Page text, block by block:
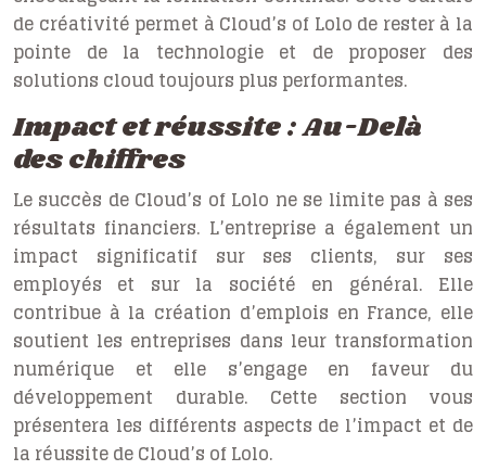
de créativité permet à Cloud’s of Lolo de rester à la
pointe de la technologie et de proposer des
solutions cloud toujours plus performantes.
Impact et réussite : Au-Delà
des chiffres
Le succès de Cloud’s of Lolo ne se limite pas à ses
résultats financiers. L’entreprise a également un
impact significatif sur ses clients, sur ses
employés et sur la société en général. Elle
contribue à la création d’emplois en France, elle
soutient les entreprises dans leur transformation
numérique et elle s’engage en faveur du
développement durable. Cette section vous
présentera les différents aspects de l’impact et de
la réussite de Cloud’s of Lolo.